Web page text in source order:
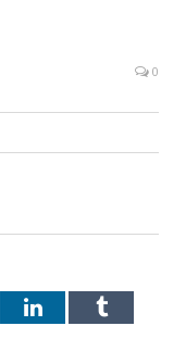
0
LinkedInTumblr